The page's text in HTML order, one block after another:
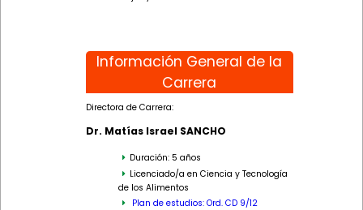
Información General de la
Carrera
Directora de Carrera:
Dr. Matías Israel SANCHO
Duración: 5 años
Licenciado/a en Ciencia y Tecnología
de los Alimentos
Plan de estudios: Ord. CD 9/12